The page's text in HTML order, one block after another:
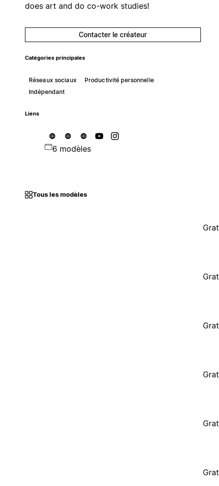
does art and do co-work studies!
Contacter le créateur
Catégories principales
Réseaux sociaux
Productivité personnelle
Indépendant
Liens
6 modèles
Tous les modèles